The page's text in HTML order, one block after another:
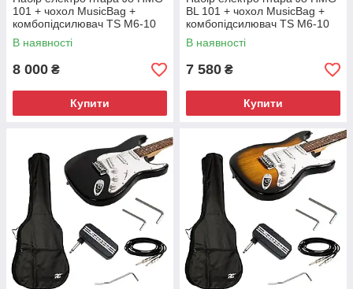
101 + чохол MusicBag +
комбопідсилювач TS M6-10
10W
В наявності
8 000 ₴
Купити
BL 101 + чохол MusicBag +
комбопідсилювач TS M6-10
10W
В наявності
7 580 ₴
Купити